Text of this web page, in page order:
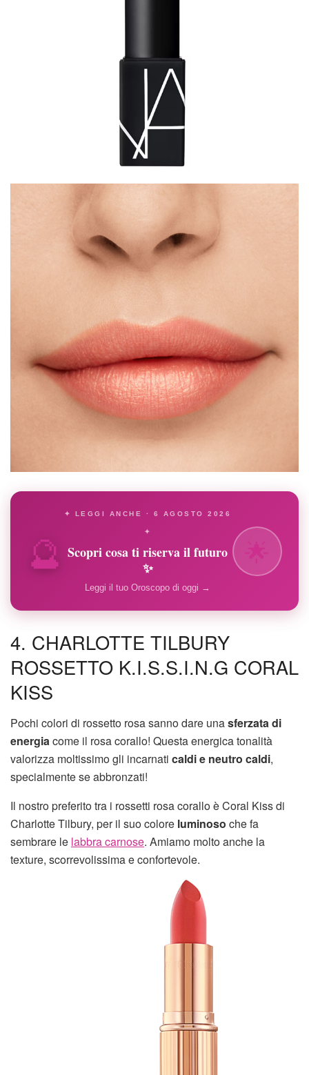
🔮
✦ LEGGI ANCHE · 6 AGOSTO 2026
✦
Scopri cosa ti riserva il futuro
✨
Leggi il tuo Oroscopo di oggi →
4. CHARLOTTE TILBURY
ROSSETTO K.I.S.S.I.N.G CORAL
KISS
Pochi colori di rossetto rosa sanno dare unasferzata di
energiacome il rosa corallo! Questa energica tonalità
valorizza moltissimo gli incarnati caldi e neutro caldi,
specialmente se abbronzati!
Il nostro preferito tra i rossetti rosa corallo è Coral Kiss di
Charlotte Tilbury, per il suo colore luminoso che fa
sembrare le labbra carnose. Amiamo molto anche la
texture, scorrevolissima e confortevole.